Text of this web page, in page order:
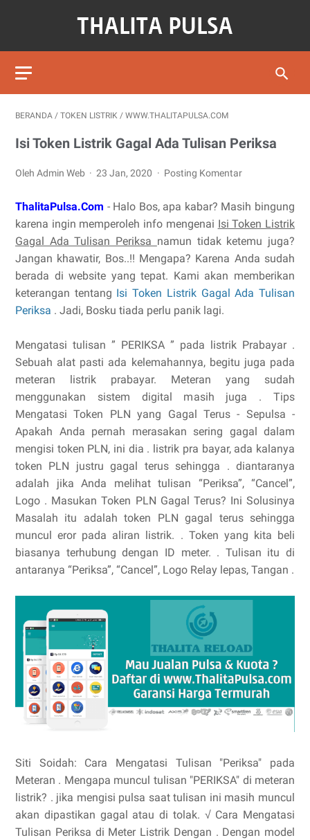
BERANDA / TOKEN LISTRIK / WWW.THALITAPULSA.COM
Isi Token Listrik Gagal Ada Tulisan Periksa
Oleh Admin Web 23 Jan, 2020 Posting Komentar
ThalitaPulsa.Com - Halo Bos, apa kabar? Masih bingung
karena ingin memperoleh info mengenai Isi Token Listrik
Gagal Ada Tulisan Periksa namun tidak ketemu juga?
Jangan khawatir, Bos..!! Mengapa? Karena Anda sudah
berada di website yang tepat. Kami akan memberikan
keterangan tentang Isi Token Listrik Gagal Ada Tulisan
Periksa . Jadi, Bosku tiada perlu panik lagi.
Mengatasi tulisan ” PERIKSA ” pada listrik Prabayar .
Sebuah alat pasti ada kelemahannya, begitu juga pada
meteran listrik prabayar. Meteran yang sudah
menggunakan sistem digital masih juga . Tips
Mengatasi Token PLN yang Gagal Terus - Sepulsa -
Apakah Anda pernah merasakan sering gagal dalam
mengisi token PLN, ini dia . listrik pra bayar, ada kalanya
token PLN justru gagal terus sehingga . diantaranya
adalah jika Anda melihat tulisan “Periksa”, “Cancel”,
Logo . Masukan Token PLN Gagal Terus? Ini Solusinya
Masalah itu adalah token PLN gagal terus sehingga
muncul eror pada aliran listrik. . Token yang kita beli
biasanya terhubung dengan ID meter. . Tulisan itu di
antaranya “Periksa”, “Cancel”, Logo Relay lepas, Tangan .
Siti Soidah: Cara Mengatasi Tulisan "Periksa" pada
Meteran . Mengapa muncul tulisan "PERIKSA" di meteran
listrik? . jika mengisi pulsa saat tulisan ini masih muncul
akan dipastikan gagal atau di tolak. √ Cara Mengatasi
Tulisan Periksa di Meter Listrik Dengan . Dengan model